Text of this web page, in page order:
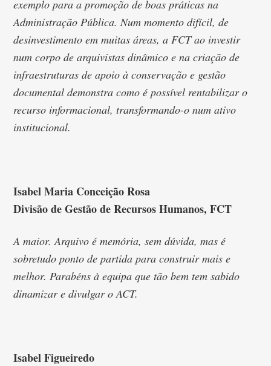
exemplo para a promoção de boas práticas na
Administração Pública. Num momento difícil, de
desinvestimento em muitas áreas, a FCT ao investir
num corpo de arquivistas dinâmico e na criação de
infraestruturas de apoio à conservação e gestão
documental demonstra como é possível rentabilizar o
recurso informacional, transformando-o num ativo
institucional.
Isabel Maria Conceição Rosa
Divisão de Gestão de Recursos Humanos, FCT
A maior. Arquivo é memória, sem dúvida, mas é
sobretudo ponto de partida para construir mais e
melhor. Parabéns à equipa que tão bem tem sabido
dinamizar e divulgar o ACT.
Isabel Figueiredo